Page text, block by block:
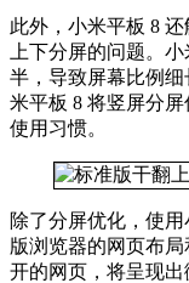
此外，小米平板 8
上下分屏的问题。
半，导致屏幕比例
米平板 8 将竖屏分
使用习惯。
除了分屏优化，使
版浏览器的网页布
开的网页，将呈现出